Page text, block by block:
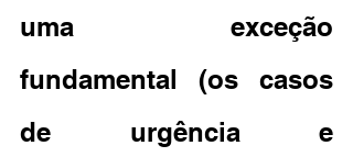
uma exceção
fundamental (os casos
de urgência e